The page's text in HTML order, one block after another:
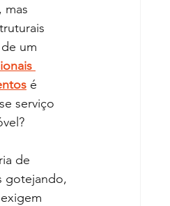
mas
um
é
serviço
de
gotejando,